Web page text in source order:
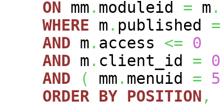
ON mm . moduleid = m .
WHERE m . published =
AND m . access <=
0
AND m . client_id =
0
AND
( mm . menuid =
5
ORDER BY POSITION ,